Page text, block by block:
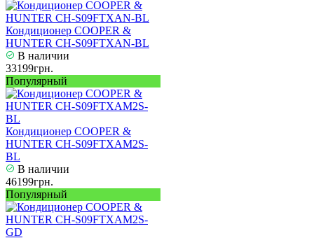
Кондиционер COOPER &
HUNTER CH-S09FTXAN-BL
В наличии
33199грн.
Популярный
Кондиционер COOPER &
HUNTER CH-S09FTXAM2S-
BL
В наличии
46199грн.
Популярный